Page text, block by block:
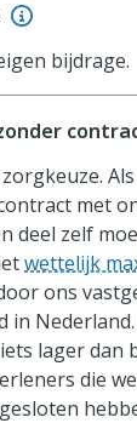
bijdrage.
met
deel zelf
wettelijk
ons
in Nederland.
lager dan
die